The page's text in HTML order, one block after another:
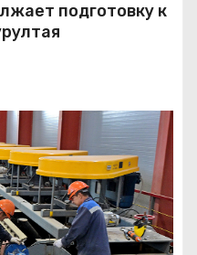
подготовку к